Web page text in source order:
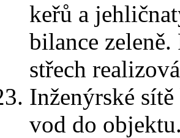
keřů a
bilance
střech
Inženýrské
vod do objektu.